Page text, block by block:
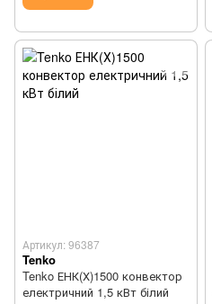
Артикул: 96387
Tenko
Tenko ЕНК(Х)1500 конвектор
електричний 1,5 кВт білий